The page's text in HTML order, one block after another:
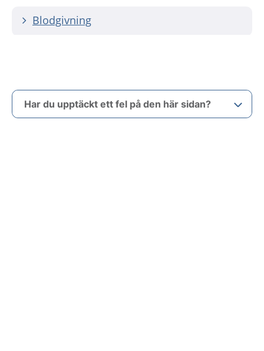
Blodgivning
Har du upptäckt ett fel på den här sidan?